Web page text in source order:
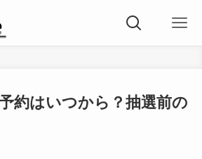
約はいつから？抽選前の